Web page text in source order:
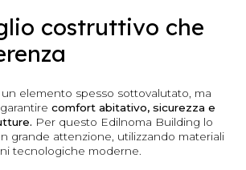
costruttivo che
elemento spesso sottovalutato, ma
comfort abitativo, sicurezza e
Per questo Edilnoma Building lo
grande attenzione, utilizzando materiali
tecnologiche moderne.